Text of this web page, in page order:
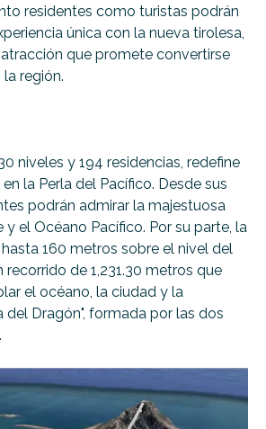
residentes como turistas podrán
única con la nueva tirolesa,
que promete convertirse
región.
niveles y 194 residencias, redefine
la Perla del Pacífico. Desde sus
podrán admirar la majestuosa
el Océano Pacífico. Por su parte, la
160 metros sobre el nivel del
recorrido de 1,231.30 metros que
el océano, la ciudad y la
del Dragón", formada por las dos